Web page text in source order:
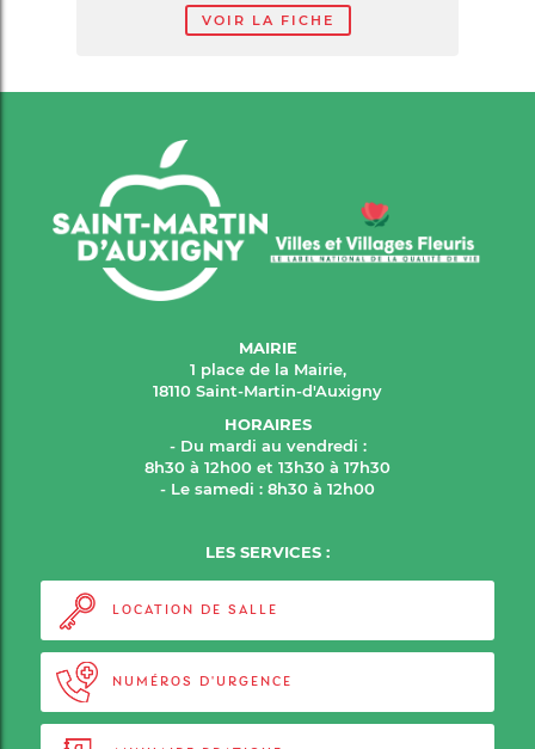
VOIR LA FICHE
MAIRIE
1 place de la Mairie,
18110 Saint-Martin-d'Auxigny
HORAIRES
- Du mardi au vendredi :
8h30 à 12h00 et 13h30 à 17h30
- Le samedi : 8h30 à 12h00
LES SERVICES :
LOCATION DE SALLE
NUMÉROS D'URGENCE